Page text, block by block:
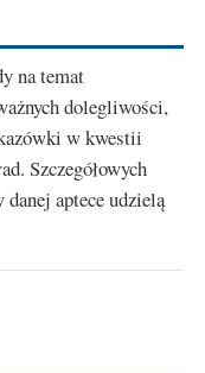
na temat
dolegliwości,
w kwestii
Szczegółowych
aptece udzielą